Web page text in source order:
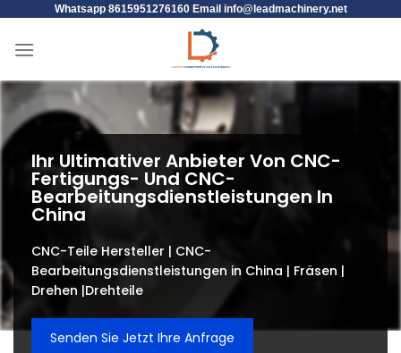
Whatsapp 8615951276160 Email info@leadmachinery.net
Ihr Ultimativer Anbieter Von CNC-
Fertigungs- Und CNC-
Bearbeitungsdienstleistungen In
China
CNC-Teile Hersteller | CNC-
Bearbeitungsdienstleistungen in China | Fräsen |
Drehen |Drehteile
Senden Sie Jetzt Ihre Anfrage